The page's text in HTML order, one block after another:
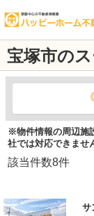
宝塚市の
※物件情報の周辺施
社では対応できませ
該当件数8件
サ